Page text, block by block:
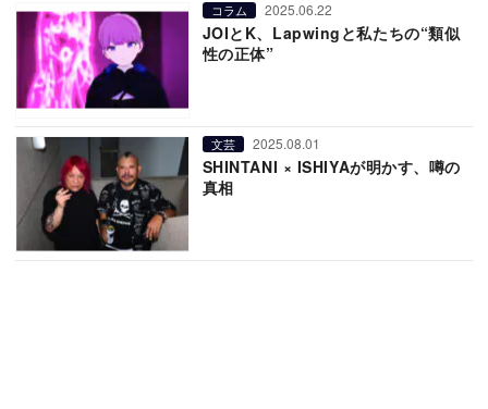
コラム 2025.06.22
JOIとK、Lapwingと私たちの“類似
性の正体”
文芸 2025.08.01
SHINTANI × ISHIYAが明かす、噂の
真相